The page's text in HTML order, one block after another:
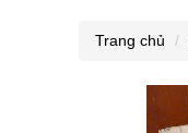
Trang chủ